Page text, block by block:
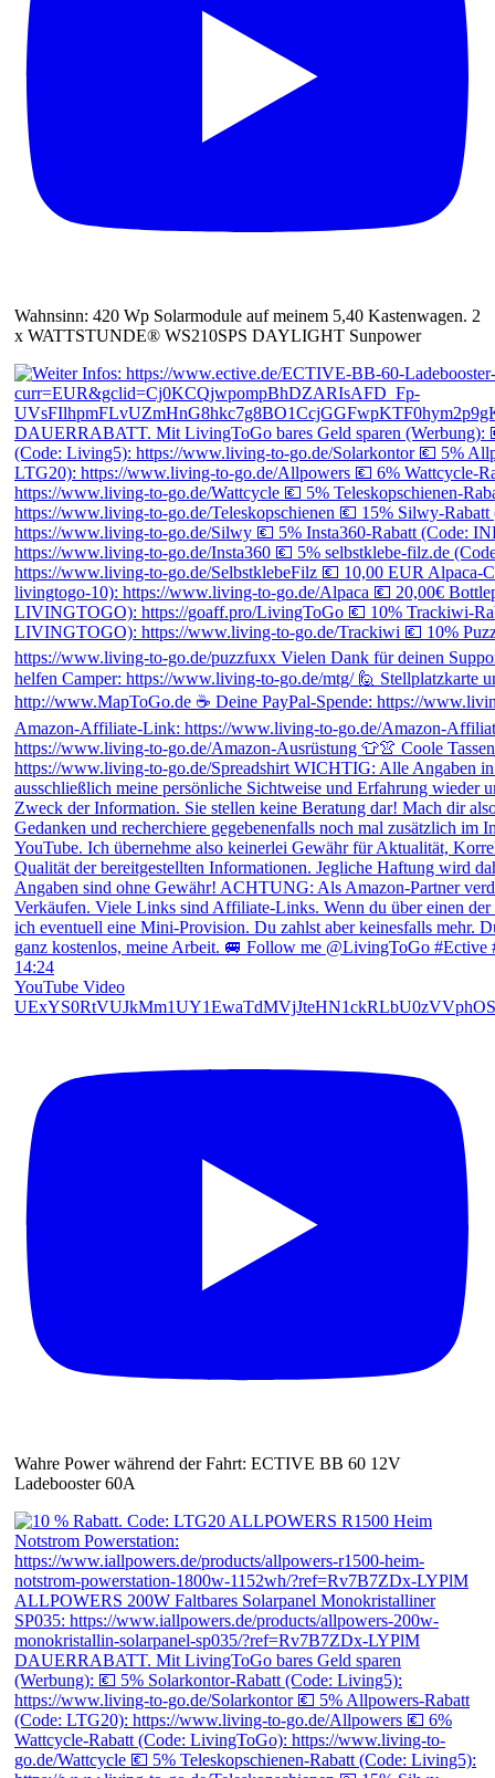
Wahnsinn: 420 Wp Solarmodule auf meinem 5,40 Kastenwagen. 2
x WATTSTUNDE® WS210SPS DAYLIGHT Sunpower
14:24
YouTube Video
Wahre Power während der Fahrt: ECTIVE BB 60 12V
Ladebooster 60A